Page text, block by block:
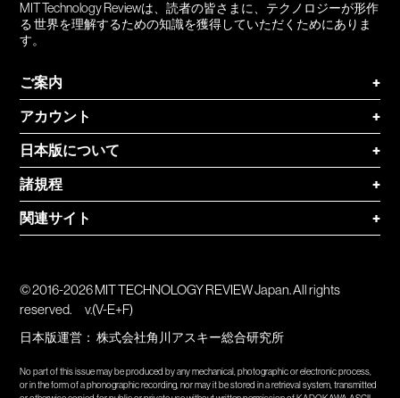
MIT Technology Reviewは、読者の皆さまに、テクノロジーが形作
る 世界を理解するための知識を獲得していただくためにありま
す。
ご案内
+
アカウント
+
日本版について
+
諸規程
+
関連サイト
+
© 2016-2026 MIT TECHNOLOGY REVIEW Japan. All rights
reserved.
v.(V-E+F)
日本版運営：株式会社角川アスキー総合研究所
No part of this issue may be produced by any mechanical, photographic or electronic process,
or in the form of a phonographic recording, nor may it be stored in a retrieval system, transmitted